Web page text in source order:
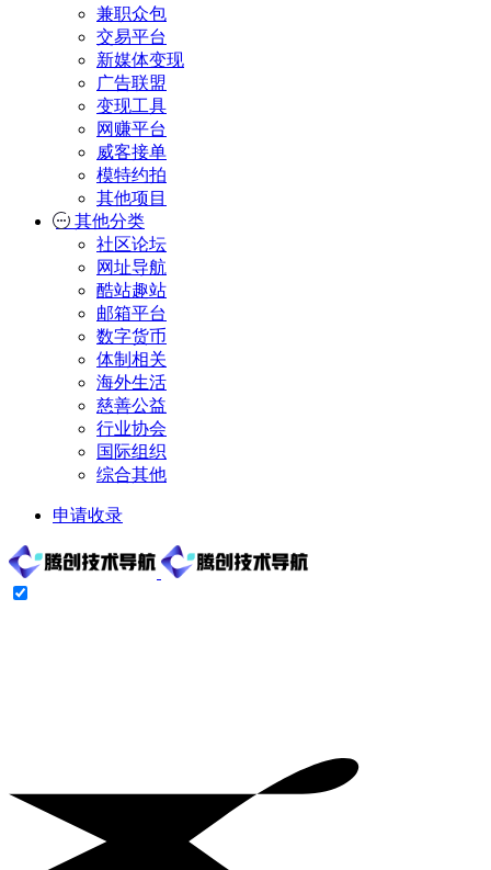
兼职众包
交易平台
新媒体变现
广告联盟
变现工具
网赚平台
威客接单
模特约拍
其他项目
其他分类
社区论坛
网址导航
酷站趣站
邮箱平台
数字货币
体制相关
海外生活
慈善公益
行业协会
国际组织
综合其他
申请收录